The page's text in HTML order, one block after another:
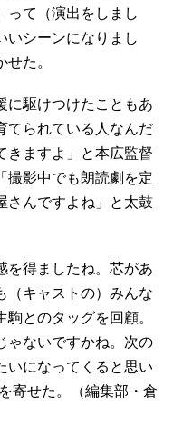
って（演出をしまし
いシーンになりまし
た。
駆けつけたこともあ
てられている人なんだ
きますよ」と本広監督
撮影中でも朗読劇を定
さんですよね」と太鼓
得ましたね。芯があ
（キャストの）みんな
とのタッグを回顧。
ゃないですかね。次の
いになってくると思い
寄せた。（編集部・倉